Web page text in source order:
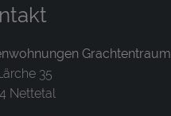
Grachtentraum
35
Nettetal